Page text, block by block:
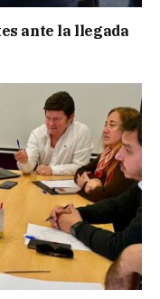
ante la llegada